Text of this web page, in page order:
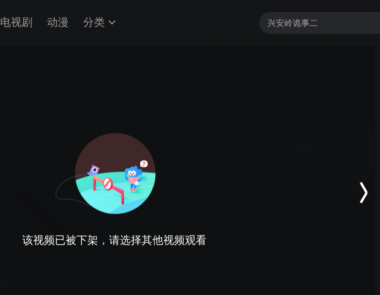
电视剧 动漫 分类
该视频已被下架，请选择其他视频观看